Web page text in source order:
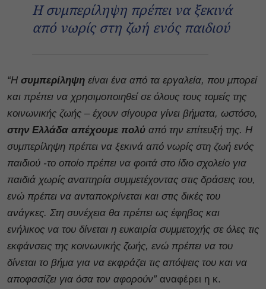
Η συμπερίληψη πρέπει να ξεκινά
από νωρίς στη ζωή ενός παιδιού
“Η συμπερίληψη είναι ένα από τα εργαλεία, που μπορεί
και πρέπει να χρησιμοποιηθεί σε όλους τους τομείς της
κοινωνικής ζωής – έχουν σίγουρα γίνει βήματα, ωστόσο,
στην Ελλάδα απέχουμε πολύ από την επίτευξή της. Η
συμπερίληψη πρέπει να ξεκινά από νωρίς στη ζωή ενός
παιδιού -το οποίο πρέπει να φοιτά στο ίδιο σχολείο για
παιδιά χωρίς αναπηρία συμμετέχοντας στις δράσεις του,
ενώ πρέπει να ανταποκρίνεται και στις δικές του
ανάγκες. Στη συνέχεια θα πρέπει ως έφηβος και
ενήλικος να του δίνεται η ευκαιρία συμμετοχής σε όλες τις
εκφάνσεις της κοινωνικής ζωής, ενώ πρέπει να του
δίνεται το βήμα για να εκφράζει τις απόψεις του και να
αποφασίζει για όσα τον αφορούν” αναφέρει η κ.